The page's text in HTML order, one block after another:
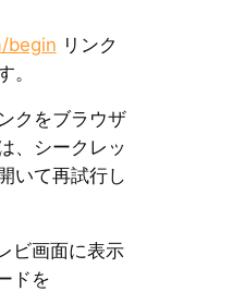
begin リンク
。
クをブラウザ
、シークレッ
いて再試行し
ビ画面に表示
ドを